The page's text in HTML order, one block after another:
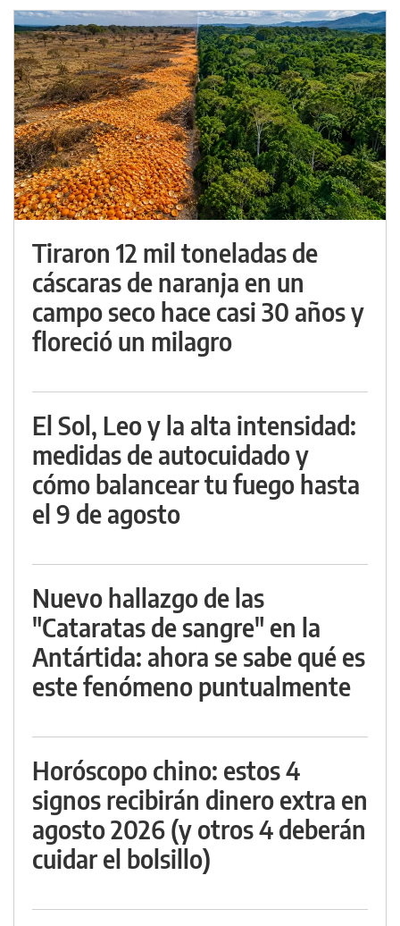
Tiraron 12 mil toneladas de
cáscaras de naranja en un
campo seco hace casi 30 años y
floreció un milagro
El Sol, Leo y la alta intensidad:
medidas de autocuidado y
cómo balancear tu fuego hasta
el 9 de agosto
Nuevo hallazgo de las
"Cataratas de sangre" en la
Antártida: ahora se sabe qué es
este fenómeno puntualmente
Horóscopo chino: estos 4
signos recibirán dinero extra en
agosto 2026 (y otros 4 deberán
cuidar el bolsillo)